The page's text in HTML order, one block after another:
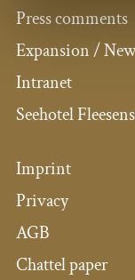
Press comments
Expansion /
Intranet
Seehotel
Imprint
Privacy
AGB
Chattel paper